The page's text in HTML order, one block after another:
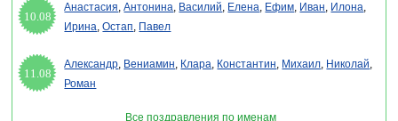
10.08
Анастасия,Антонина, Василий, Елена, Ефим, Иван, Илона,
Ирина,Остап, Павел
11.08
Александр, Вениамин, Клара, Константин, Михаил, Николай,
Роман
Все поздравления по именам